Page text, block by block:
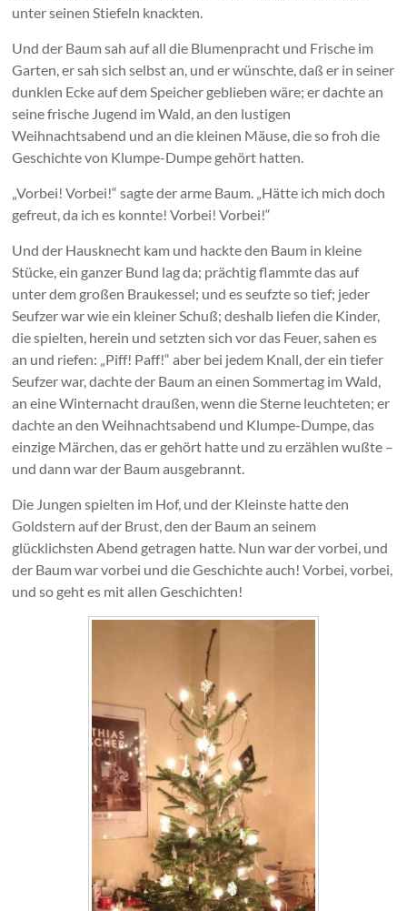
unter seinen Stiefeln knackten.
Und der Baum sah auf all die Blumenpracht und Frische im
Garten, er sah sich selbst an, und er wünschte, daß er in seiner
dunklen Ecke auf dem Speicher geblieben wäre; er dachte an
seine frische Jugend im Wald, an den lustigen
Weihnachtsabend und an die kleinen Mäuse, die so froh die
Geschichte von Klumpe-Dumpe gehört hatten.
„Vorbei! Vorbei!“ sagte der arme Baum. „Hätte ich mich doch
gefreut, da ich es konnte! Vorbei! Vorbei!“
Und der Hausknecht kam und hackte den Baum in kleine
Stücke, ein ganzer Bund lag da; prächtig flammte das auf
unter dem großen Braukessel; und es seufzte so tief; jeder
Seufzer war wie ein kleiner Schuß; deshalb liefen die Kinder,
die spielten, herein und setzten sich vor das Feuer, sahen es
an und riefen: „Piff! Paff!“ aber bei jedem Knall, der ein tiefer
Seufzer war, dachte der Baum an einen Sommertag im Wald,
an eine Winternacht draußen, wenn die Sterne leuchteten; er
dachte an den Weihnachtsabend und Klumpe-Dumpe, das
einzige Märchen, das er gehört hatte und zu erzählen wußte –
und dann war der Baum ausgebrannt.
Die Jungen spielten im Hof, und der Kleinste hatte den
Goldstern auf der Brust, den der Baum an seinem
glücklichsten Abend getragen hatte. Nun war der vorbei, und
der Baum war vorbei und die Geschichte auch! Vorbei, vorbei,
und so geht es mit allen Geschichten!